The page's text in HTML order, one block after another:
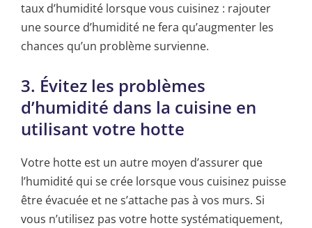
taux d’humidité lorsque vous cuisinez : rajouter
une source d’humidité ne fera qu’augmenter les
chances qu’un problème survienne.
3. Évitez les problèmes
d’humidité dans la cuisine en
utilisant votre hotte
Votre hotte est un autre moyen d’assurer que
l’humidité qui se crée lorsque vous cuisinez puisse
être évacuée et ne s’attache pas à vos murs. Si
vous n’utilisez pas votre hotte systématiquement,